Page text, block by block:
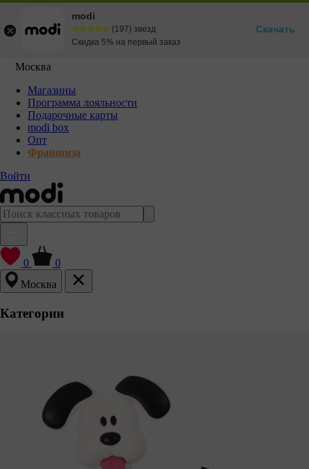
Москва
Магазины
Программа лояльности
Подарочные карты
modi box
Опт
Франшиза
Войти
0
0
Москва
Категории
modi
☆☆☆☆☆
★★★★★ (197) звезд
Скидка 5% на первый заказ
Скачать